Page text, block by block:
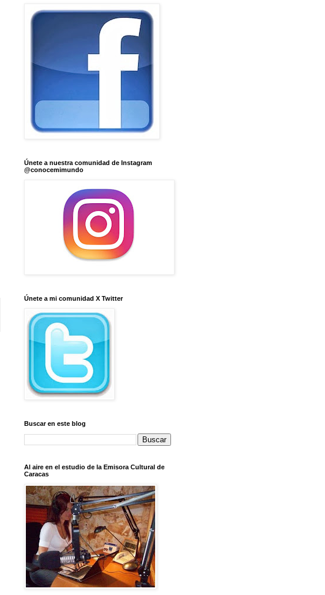
Únete a nuestra comunidad de Instagram
@conocemimundo
Únete a mi comunidad X Twitter
Buscar en este blog
Al aire en el estudio de la Emisora Cultural de
Caracas